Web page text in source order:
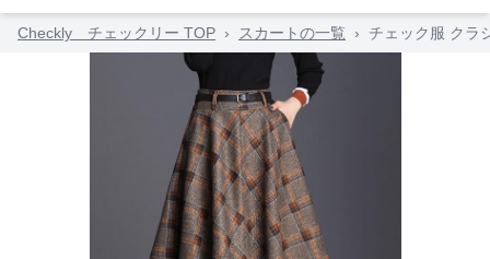
Checkly チェックリー TOP › スカートの一覧 › チェック服 クラ